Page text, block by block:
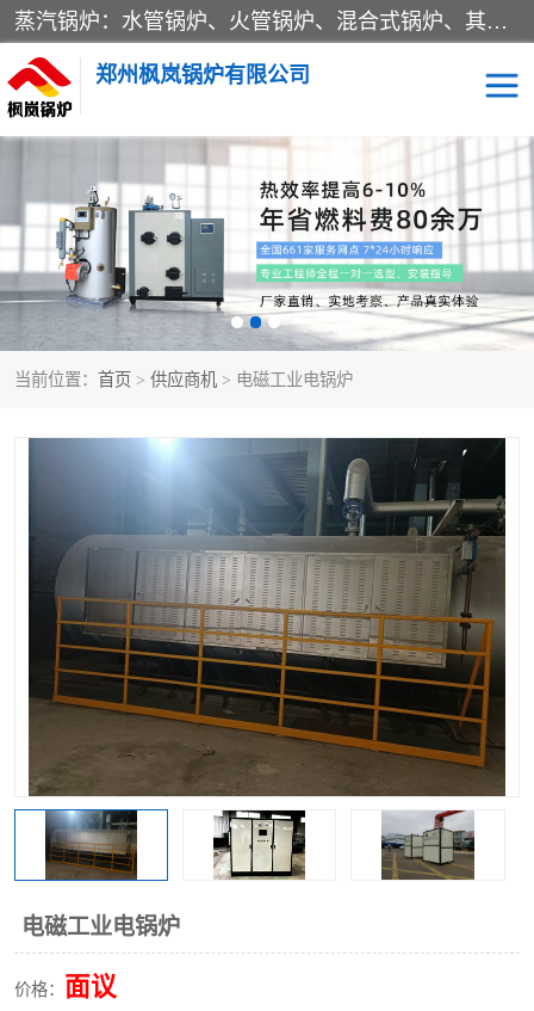
蒸汽锅炉：水管锅炉、火管锅炉、混合式锅炉、其他蒸汽锅炉； 热水锅炉：家用型集中供暖用热水锅炉、其他热水锅炉； 有机热载体锅炉； 船用蒸汽锅炉； （锅炉用辅助设备及装置）蒸汽冷凝器：表面冷凝器、混合式冷凝器、空冷式冷凝器、其他蒸汽冷凝器； 锅炉用辅助设备：节热器、蒸汽收集器、蓄能器、烟垢清除器、气体回收器、泥渣刮除器、空气预热器、其他锅炉用辅助设备；
郑州枫岚锅炉有限公司
当前位置： 首页 > 供应商机 > 电磁工业电锅炉
电磁工业电锅炉
价格： 面议